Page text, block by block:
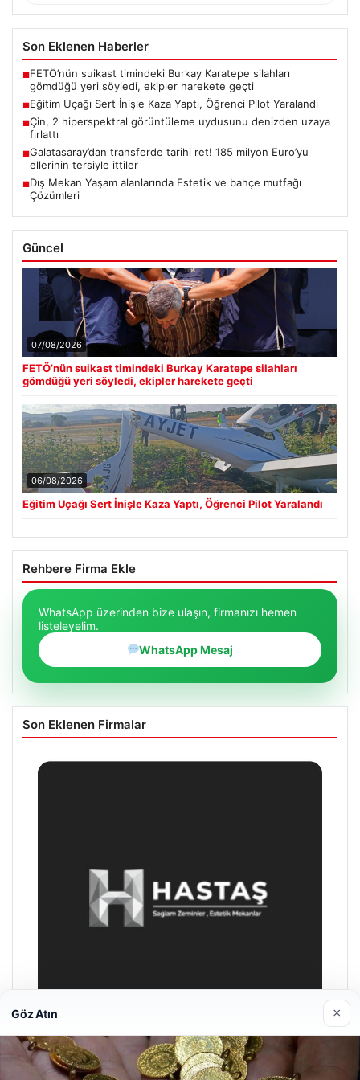
Son Eklenen Haberler
■FETÖ’nün suikast timindeki Burkay Karatepe silahları
gömdüğü yeri söyledi, ekipler harekete geçti
■Eğitim Uçağı Sert İnişle Kaza Yaptı, Öğrenci Pilot Yaralandı
■Çin, 2 hiperspektral görüntüleme uydusunu denizden uzaya
fırlattı
■Galatasaray’dan transferde tarihi ret! 185 milyon Euro’yu
ellerinin tersiyle ittiler
■Dış Mekan Yaşam alanlarında Estetik ve bahçe mutfağı
Çözümleri
Güncel
07/08/2026
FETÖ’nün suikast timindeki Burkay Karatepe silahları
gömdüğü yeri söyledi, ekipler harekete geçti
06/08/2026
Eğitim Uçağı Sert İnişle Kaza Yaptı, Öğrenci Pilot Yaralandı
Rehbere Firma Ekle
WhatsApp üzerinden bize ulaşın, firmanızı hemen
listeleyelim.
WhatsApp Mesaj
Son Eklenen Firmalar
Göz Atın ×